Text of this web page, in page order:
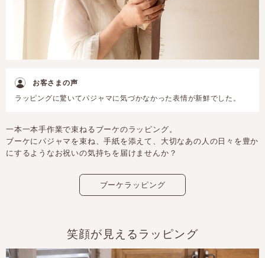
お客さまの声
ラッピングに驚いてパジャマに気づかなかった表情が新鮮でした。
一本一本手作業で束ねるブーケのラッピング。
ブーケにパジャマを束ね、手紙を添えて、大切なあの人の日々を豊か
にするようなお祝いの気持ちを届けませんか？
ブーケラッピング
笑顔が見えるラッピング